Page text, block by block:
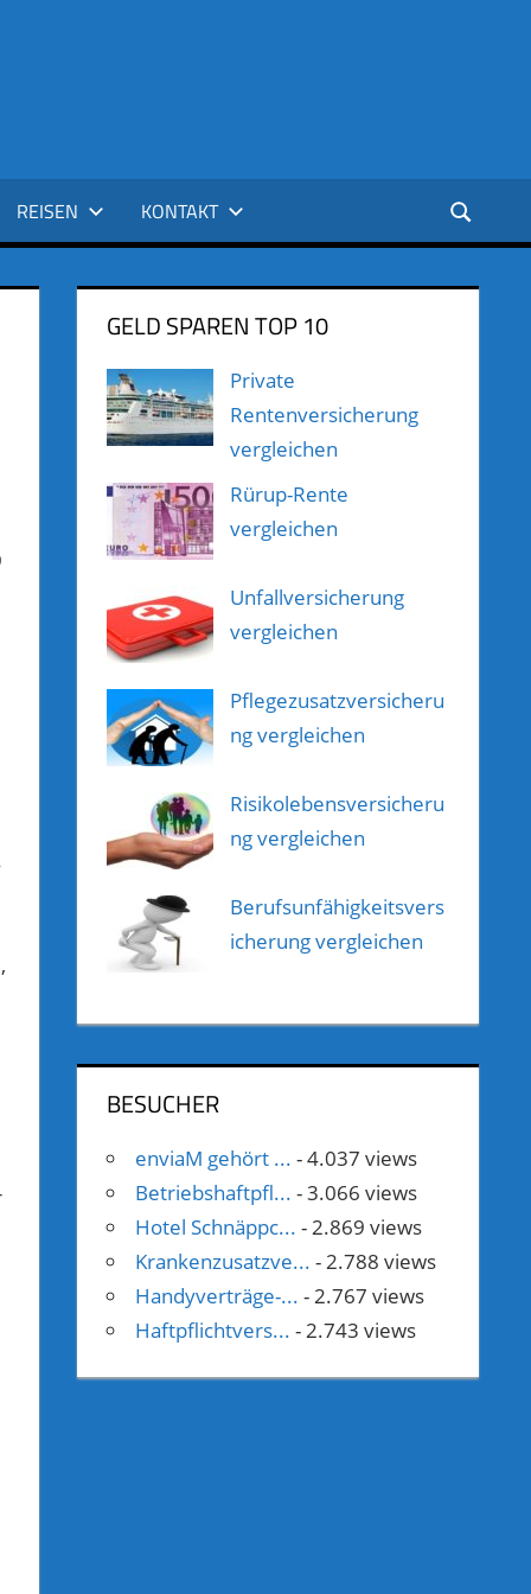
REISEN KONTAKT
GELD SPAREN TOP 10
Private
Rentenversicherung
vergleichen
Rürup-Rente
vergleichen
Unfallversicherung
vergleichen
Pflegezusatzversicheru
ng vergleichen
Risikolebensversicheru
ng vergleichen
Berufsunfähigkeitsvers
icherung vergleichen
BESUCHER
enviaM gehört ... - 4.037 views
Betriebshaftpfl... - 3.066 views
Hotel Schnäppc... - 2.869 views
Krankenzusatzve... - 2.788 views
Handyverträge-... - 2.767 views
Haftpflichtvers... - 2.743 views